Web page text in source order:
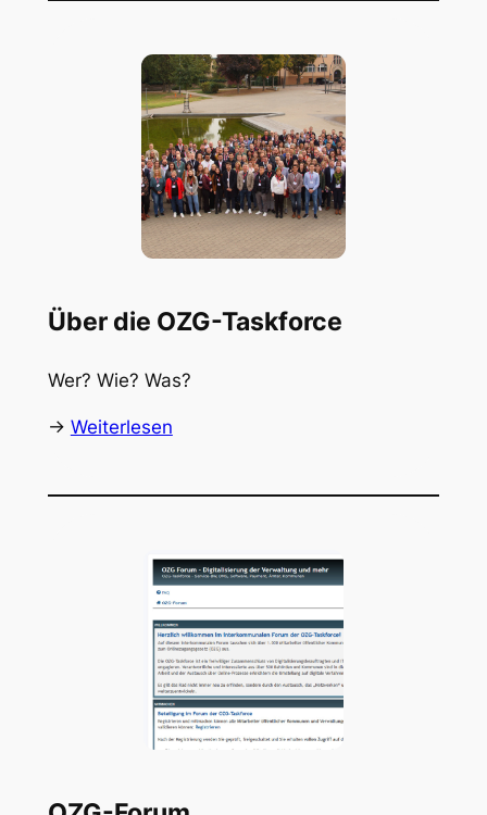
Über die OZG-Taskforce
Wer? Wie? Was?
-> Weiterlesen